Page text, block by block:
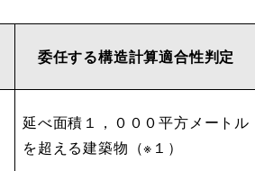
委任する構造計算適合性判定
延べ面積１，０００平方メートル
を超える建築物（※１）